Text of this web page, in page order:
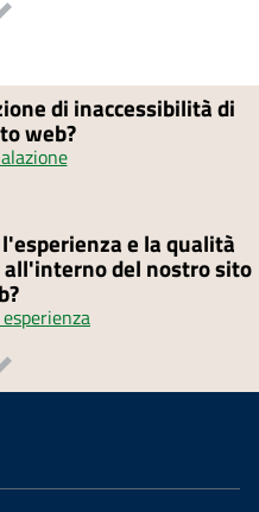
di inaccessibilità di
web?
e la qualità
del nostro sito